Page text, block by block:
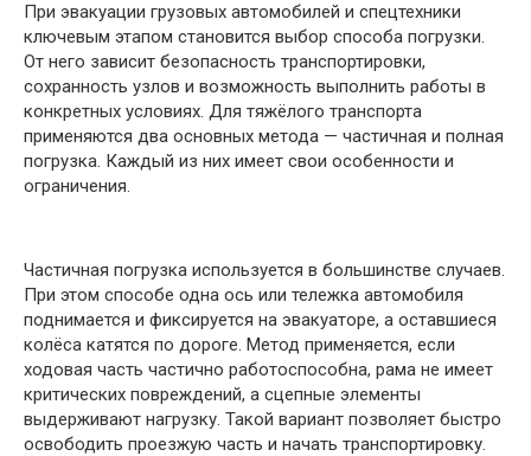
При эвакуации грузовых автомобилей и спецтехники
ключевым этапом становится выбор способа погрузки.
От него зависит безопасность транспортировки,
сохранность узлов и возможность выполнить работы в
конкретных условиях. Для тяжёлого транспорта
применяются два основных метода — частичная и полная
погрузка. Каждый из них имеет свои особенности и
ограничения.
Частичная погрузка используется в большинстве случаев.
При этом способе одна ось или тележка автомобиля
поднимается и фиксируется на эвакуаторе, а оставшиеся
колёса катятся по дороге. Метод применяется, если
ходовая часть частично работоспособна, рама не имеет
критических повреждений, а сцепные элементы
выдерживают нагрузку. Такой вариант позволяет быстро
освободить проезжую часть и начать транспортировку.